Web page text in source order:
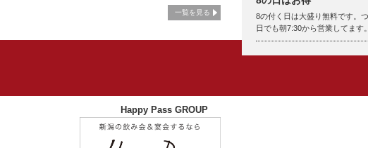
一覧を見る
8の付く日は大盛り無料です。
日でも朝7:30から営業してます
Happy Pass GROUP